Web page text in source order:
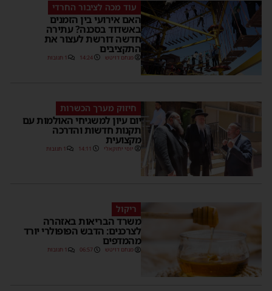
עוד מכה לציבור החרדי
האם אירועי בין הזמנים
באשדוד בסכנה? עתירה
חדשה דורשת לעצור את
התקציבים
מנחם דויטש 14:24 1 תגובות
חיזוק מערך הכשרות
יום עיון למשגיחי האולמות עם
תקנות חדשות והדרכה
מקצועית
יוסי יחזקאלי 14:11 1 תגובות
ריקול
משרד הבריאות באזהרה
לצרכנים: הדבש הפופולרי יורד
מהמדפים
מנחם דויטש 06:57 1 תגובות